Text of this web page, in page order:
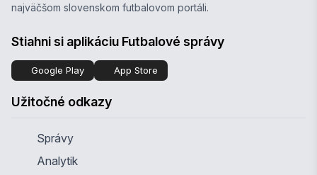
najväčšom slovenskom futbalovom portáli.
Stiahni si aplikáciu Futbalové správy
Google Play App Store
Užitočné odkazy
Správy
Analytik